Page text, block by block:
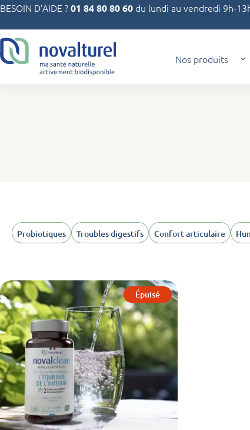
Passer
contenu
BESOIN D’AIDE ?01 84 80 80 60 du lundi au vendredi 9h-
Nos produits
Probiotiques Troubles digestifs Confort articulaire